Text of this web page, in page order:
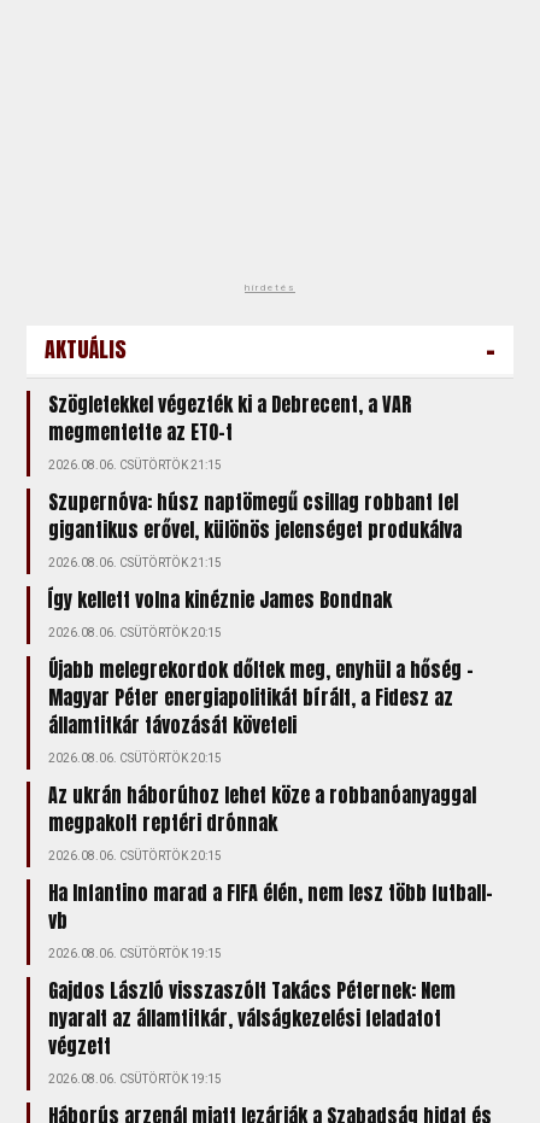
hirdetés
AKTUÁLIS -
Szögletekkel végezték ki a Debrecent, a VAR
megmentette az ETO-t
2026.08.06. CSÜTÖRTÖK 21:15
Szupernóva: húsz naptömegű csillag robbant fel
gigantikus erővel, különös jelenséget produkálva
2026.08.06. CSÜTÖRTÖK 21:15
Így kellett volna kinéznie James Bondnak
2026.08.06. CSÜTÖRTÖK 20:15
Újabb melegrekordok dőltek meg, enyhül a hőség –
Magyar Péter energiapolitikát bírált, a Fidesz az
államtitkár távozását követeli
2026.08.06. CSÜTÖRTÖK 20:15
Az ukrán háborúhoz lehet köze a robbanóanyaggal
megpakolt reptéri drónnak
2026.08.06. CSÜTÖRTÖK 20:15
Ha Infantino marad a FIFA élén, nem lesz több futball-
vb
2026.08.06. CSÜTÖRTÖK 19:15
Gajdos László visszaszólt Takács Péternek: Nem
nyaralt az államtitkár, válságkezelési feladatot
végzett
2026.08.06. CSÜTÖRTÖK 19:15
Háborús arzenál miatt lezárják a Szabadság hidat és